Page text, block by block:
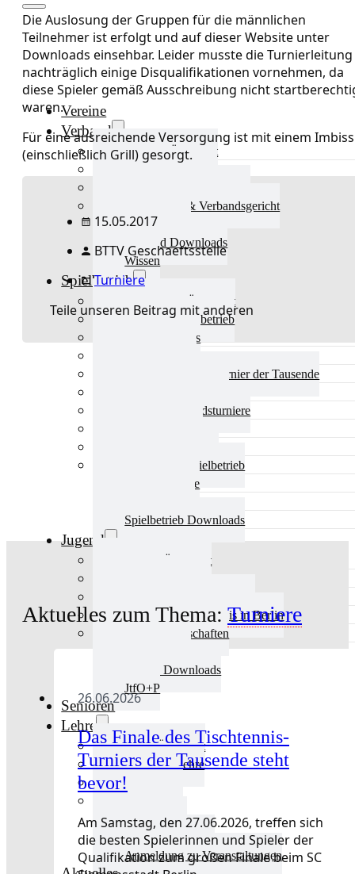
Vereine
Verband
Verband Übersicht
Ausschüsse & Verbandsgericht
Kinderschutz
Verband Downloads
Wissen
Spielbetrieb
Spielbetrieb Übersicht
Aktuelles Spielbetrieb
BEM & Qualis
TTT – Tischtennisturnier der Tausende
Weitere Verbandsturniere
Mannschaftsspielbetrieb
Vereinsturniere
Spielbetrieb Downloads
Jugend
Jugend Übersicht
Schulsport Tischtennis in Berlin
mini-Meisterschaften
Jugend Downloads
JtfO+P
Senioren
Lehre
Lehre Übersicht
Aktuelles Lehre
Fortbildung
Trainerbörse
Lehre Downloads
Anmeldung zu Veranstaltungen
Die Auslosung der Gruppen für die männlichen
Teilnehmer ist erfolgt und auf dieser Website unter
Downloads einsehbar. Leider musste die Turnierleitung
nachträglich einige Disqualifikationen vornehmen, da
diese Spieler gemäß Ausschreibung nicht
waren.
Für eine ausreichende Versorgung ist mit einem Imbiss
(einschließlich Grill) gesorgt.
15.05.2017
BTTV Geschaeftsstelle
Turniere
Teile unseren Beitrag mit anderen
Aktuelles zum Thema: Turniere
26.06.2026
Das Finale des Tischtennis-
Turniers der Tausende steht
bevor!
Am Samstag, den 27.06.2026, treffen sich
die besten Spielerinnen und Spieler der
Qualifikation zum großen Finale beim SC